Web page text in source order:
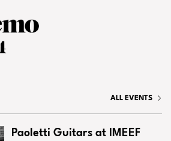
ALL EVENTS
Paoletti Guitars at IMEEF